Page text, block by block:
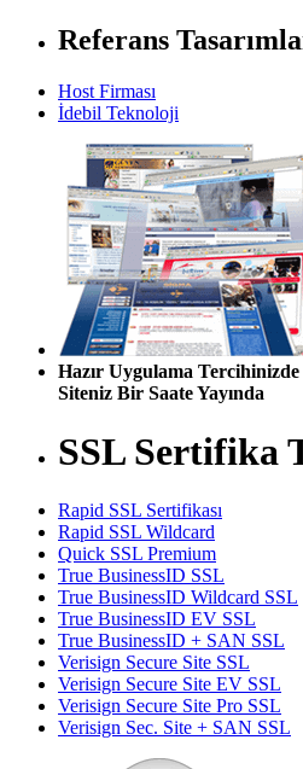
Referans
Host Firması
İdebil Teknoloji
Hazır Uygulama Tercihinizde
Siteniz Bir Saate Yayında
SSL Sertifika
Rapid SSL Sertifikası
Rapid SSL Wildcard
Quick SSL Premium
True BusinessID SSL
True BusinessID Wildcard SSL
True BusinessID EV SSL
True BusinessID + SAN SSL
Verisign Secure Site SSL
Verisign Secure Site EV SSL
Verisign Secure Site Pro SSL
Verisign Sec. Site + SAN SSL